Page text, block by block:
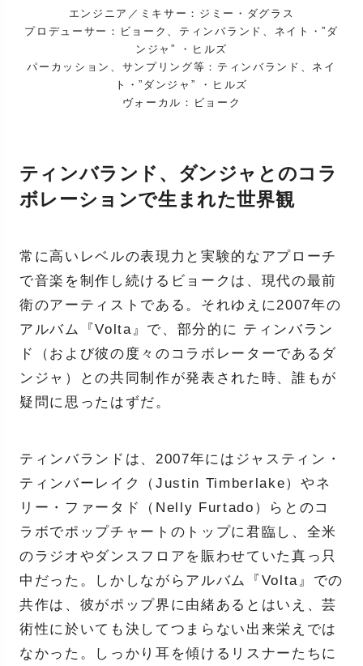
エンジニア／ミキサー：ジミー・ダグラス
プロデューサー：ビョーク、ティンバランド、ネイト・”ダ
ンジャ” ・ヒルズ
パーカッション、サンプリング等：ティンバランド、ネイ
ト・”ダンジャ” ・ヒルズ
ヴォーカル：ビョーク
ティンバランド、ダンジャとのコラ
ボレーションで生まれた世界観
常に高いレベルの表現力と実験的なアプローチ
で音楽を制作し続けるビョークは、現代の最前
衛のアーティストである。それゆえに2007年の
アルバム『Volta』で、部分的に ティンバラン
ド（および彼の度々のコラボレーターであるダ
ンジャ）との共同制作が発表された時、誰もが
疑問に思ったはずだ。
ティンバランドは、2007年にはジャスティン・
ティンバーレイク（Justin Timberlake）やネ
リー・ファータド（Nelly Furtado）らとのコ
ラボでポップチャートのトップに君臨し、全米
のラジオやダンスフロアを賑わせていた真っ只
中だった。しかしながらアルバム『Volta』での
共作は、彼がポップ界に由緒あるとはいえ、芸
術性に於いても決してつまらない出来栄えでは
なかった。しっかり耳を傾けるリスナーたちに